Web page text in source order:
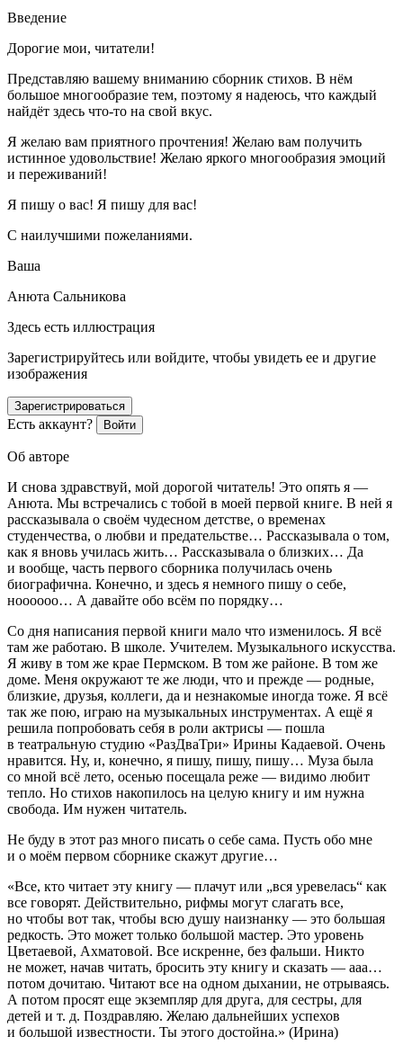
Введение
Дорогие мои, читатели!
Представляю вашему вниманию сборник стихов. В нём
большое многообразие тем, поэтому я надеюсь, что каждый
найдёт здесь что-то на свой вкус.
Я желаю вам приятного прочтения! Желаю вам получить
истинное удовольствие! Желаю яркого многообразия эмоций
и переживаний!
Я пишу о вас! Я пишу для вас!
С наилучшими пожеланиями.
Ваша
Анюта Сальникова
Здесь есть иллюстрация
Зарегистрируйтесь или войдите, чтобы увидеть ее и другие
изображения
Зарегистрироваться
Есть аккаунт? Войти
Об авторе
И снова здравствуй, мой дорогой читатель! Это опять я —
Анюта. Мы встречались с тобой в моей первой книге. В ней я
рассказывала о своём чудесном детстве, о временах
студенчества, о любви и предательстве… Рассказывала о том,
как я вновь училась жить… Рассказывала о близких… Да
и вообще, часть первого сборника получилась очень
биографична. Конечно, и здесь я немного пишу о себе,
ноооооо… А давайте обо всём по порядку…
Со дня написания первой книги мало что изменилось. Я всё
там же работаю. В школе. Учителем. Музыкального искусства.
Я живу в том же крае Пермском. В том же районе. В том же
доме. Меня окружают те же люди, что и прежде — родные,
близкие, друзья, коллеги, да и незнакомые иногда тоже. Я всё
так же пою, играю на музыкальных инструментах. А ещё я
решила попробовать себя в роли актрисы — пошла
в театральную студию «РазДваТри» Ирины Кадаевой. Очень
нравится. Ну, и, конечно, я пишу, пишу, пишу… Муза была
со мной всё лето, осенью посещала реже — видимо любит
тепло. Но стихов накопилось на целую книгу и им нужна
свобода. Им нужен читатель.
Не буду в этот раз много писать о себе сама. Пусть обо мне
и о моём первом сборнике скажут другие…
«Все, кто читает эту книгу — плачут или „вся уревелась“ как
все говорят. Действительно, рифмы могут слагать все,
но чтобы вот так, чтобы всю душу наизнанку — это большая
редкость. Это может только большой мастер. Это уровень
Цветаевой, Ахматовой. Все искренне, без фальши. Никто
не может, начав читать, бросить эту книгу и сказать — ааа…
потом дочитаю. Читают все на одном дыхании, не отрываясь.
А потом просят еще экземпляр для друга, для сестры, для
детей и т. д. Поздравляю. Желаю дальнейших успехов
и большой известности. Ты этого достойна.» (Ирина)